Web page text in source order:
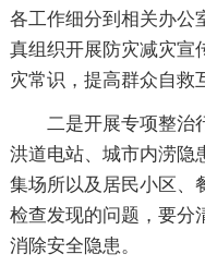
各工作细分到相关办公
真组织开展防灾减灾宣
灾常识，提高群众自救
二是开展专项整治
洪道电站、城市内涝隐
集场所以及居民小区、
检查发现的问题，要分
消除安全隐患。